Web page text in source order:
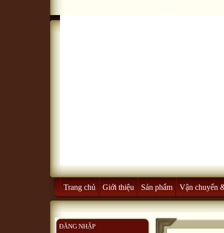
Trang chủ Giới thiệu Sản phẩm Vận chuyển
ĐĂNG NHẬP